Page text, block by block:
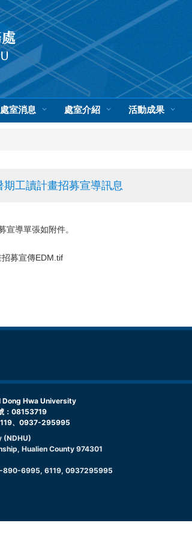
處室消息 處室介紹 活動成果
工讀計畫招募宣導訊息
導單張如附件。
募宣傳EDM.tif
Dong Hwa University
：08153719
、0937-295995
(NDHU)
Hualien County 974301
890-6995, 6119, 0937295995